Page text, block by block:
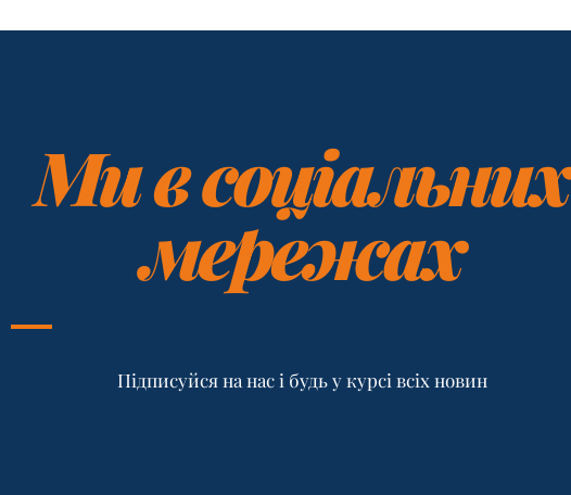
Ми в соціальних
мережах
Підписуйся на нас і будь у курсі всіх новин